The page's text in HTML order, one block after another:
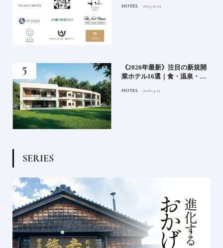
ンド大解剖①
HOTEL 2025.10.22
《2026年最新》注目の新規開
業ホテル16選｜食・温泉・リ
HOTEL 2026.4.22
SERIES